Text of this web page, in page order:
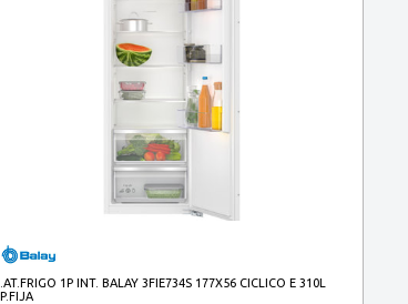
.AT.FRIGO 1P INT. BALAY 3FIE734S 177X56 CICLICO E 310L
P.FIJA